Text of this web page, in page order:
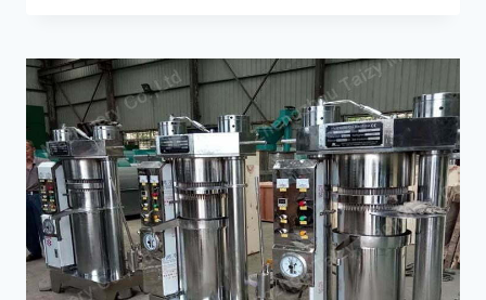
НА
МАСЛО
СЪС
ВИНТ
ПОМОГНА
НА
КОСОВСКИЯ
БИЗНЕС
С
МАСЛО
ДА